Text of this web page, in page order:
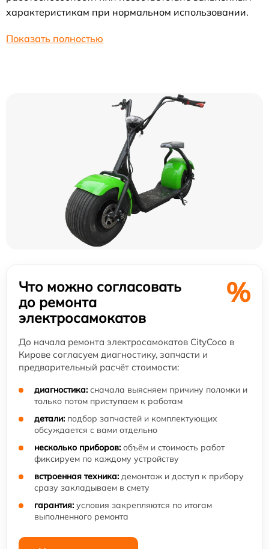
характеристикам при нормальном использовании.
Показать полностью
Что можно согласовать
до ремонта
электросамокатов
%
До начала ремонта электросамокатов CityCoco в
Кирове согласуем диагностику, запчасти и
предварительный расчёт стоимости:
диагностика: сначала выясняем причину поломки и
только потом приступаем к работам
детали: подбор запчастей и комплектующих
обсуждается с вами отдельно
несколько приборов: объём и стоимость работ
фиксируем по каждому устройству
встроенная техника: демонтаж и доступ к прибору
сразу закладываем в смету
гарантия: условия закрепляются по итогам
выполненного ремонта